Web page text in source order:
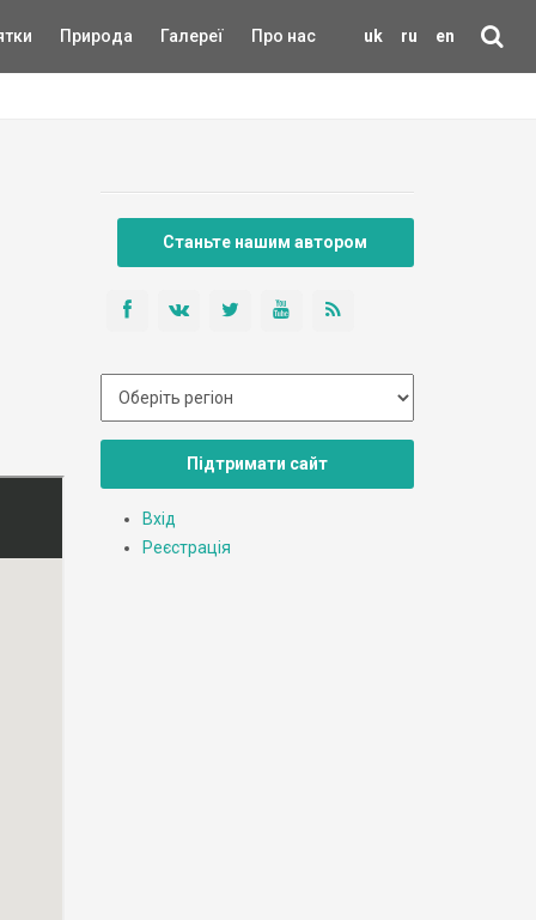
uk ru en
Природа Галереї Про нас
Станьте нашим автором
Підтримати сайт
Вхід
Реєстрація